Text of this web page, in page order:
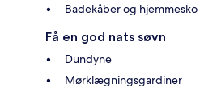
Badekåber og hjemmesko
Få en god nats søvn
Dundyne
Mørklægningsgardiner